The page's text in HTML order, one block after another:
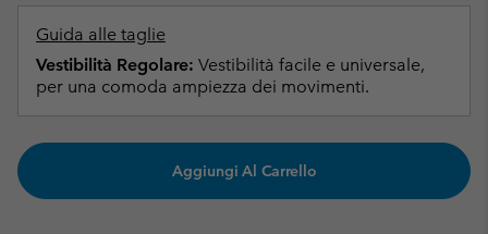
Guida alle taglie
Vestibilità Regolare: Vestibilità facile e universale,
per una comoda ampiezza dei movimenti.
Aggiungi Al Carrello